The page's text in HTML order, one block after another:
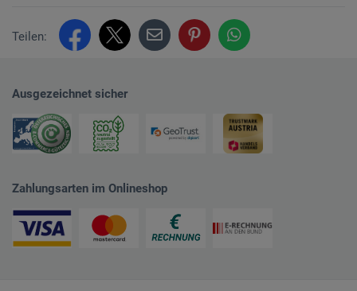
Teilen:
Ausgezeichnet sicher
Zahlungsarten im Onlineshop